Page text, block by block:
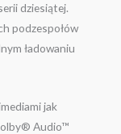
dziesiątej.
podzespołów
ładowaniu
jak
Audio™